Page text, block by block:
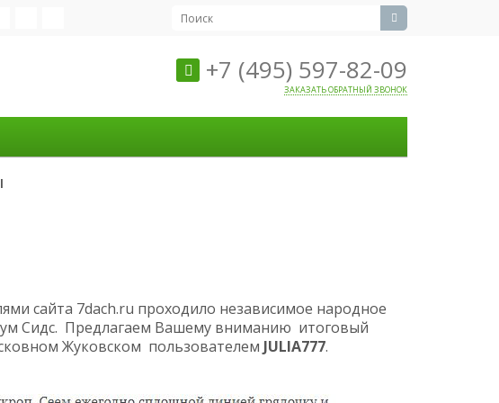
+7 (495) 597-82-09
ЗАКАЗАТЬ ОБРАТНЫЙ ЗВОНОК
сайта 7dach.ru проходило независимое народное
Сидс. Предлагаем Вашему вниманию итоговый
Жуковском пользователем JULIA777.